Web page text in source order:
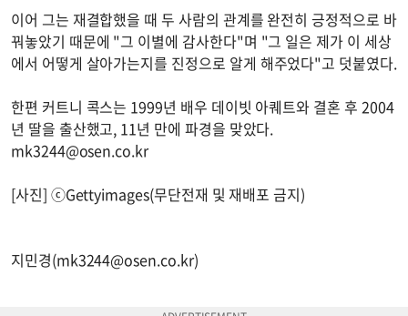
이어 그는 재결합했을 때 두 사람의 관계를 완전히 긍정적으로 바
꿔놓았기 때문에 "그 이별에 감사한다"며 "그 일은 제가 이 세상
에서 어떻게 살아가는지를 진정으로 알게 해주었다"고 덧붙였다.
한편 커트니 콕스는 1999년 배우 데이빗 아퀘트와 결혼 후 2004
년 딸을 출산했고, 11년 만에 파경을 맞았다.
mk3244@osen.co.kr
[사진] ⓒGettyimages(무단전재 및 재배포 금지)
지민경(mk3244@osen.co.kr)